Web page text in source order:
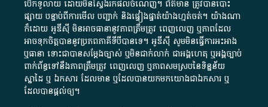
បើក​ទូលាយ​ ដោយ​មិនស្វែង​រក​ផល​ចំណេញ​។​ ព័ត៌មាន​ ត្រូវ​បាន​បោះ
ផ្សាយ​ បន្ទាប់​ពី​ការ​មើល​ បញ្ជាក់​ និង​ផ្ទៀងផ្ទាត់​យ៉ាង​ហ្មត់ចត់​។​ យ៉ាងណា​
ក៏​ដោយ​ អូ​ឌី​ស៊ី​ មិន​អាច​ធានា​នូវ​ភាព​ត្រឹមត្រូវ​ ពេញលេញ​ ឬ​ភាព​ដែល​
អាច​ទុកចិត្ត​បាននូវ​ប្រភព​ភាគី​ទី​បី​បាន​ទេ​។​ អូ​ឌី​ស៊ី​ សូម​មិន​ធ្វើការ​អះអាង​
ឬ​ធានា​ ទោះជា​បាន​សម្តែង​ច្បាស់​ ឬ​មិន​ជាក់លាក់​ ជា​អង្គហេតុ​ ឬ​អង្គច្បាប់​
ពាក់ព័ន្ធ​ទៅ​នឹង​ភាព​ត្រឹមត្រូវ​ ពេញលេញ​ ឬ​ភាព​សម​ស្រប​នៃ​ទិន្នន័យ​
ស្នាដៃ​ ឬ​ ឯកសារ​ ដែល​មាន​ ឬ​ដែល​បាន​យក​មក​យោង​ជា​ឯកសារ​ ឬ​
ដែល​បាន​ផ្តល់​ឲ្យ​។